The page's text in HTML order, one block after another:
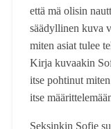
että mä olisin
säädyllinen kuva
miten asiat tulee
Kirja kuvaakin
itse pohtinut miten
itse
Seksinkin Sofie